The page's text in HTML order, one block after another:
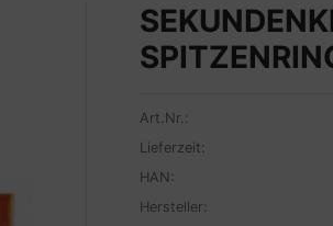
Art.Nr.:
Lieferzeit:
HAN:
Hersteller: